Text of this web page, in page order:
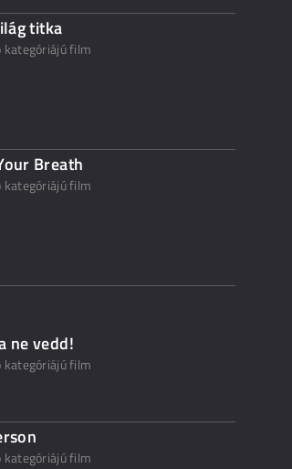
titka
kategóriájú film
Breath
kategóriájú film
ne vedd!
kategóriájú film
kategóriájú film